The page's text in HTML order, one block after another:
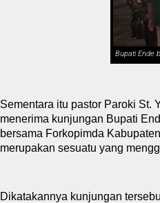
Bupati Ende
Sementara itu pastor Paroki St.
menerima kunjungan Bupati
bersama Forkopimda
merupakan sesuatu yang
Dikatakannya kunjungan